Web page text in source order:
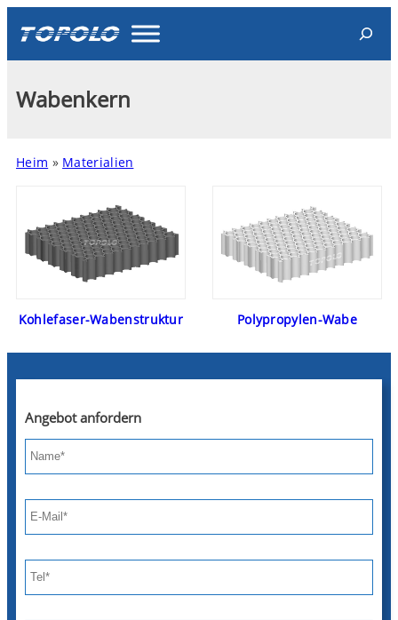
Search
Wabenkern
Heim » Materialien
Kohlefaser-Wabenstruktur Polypropylen-Wabe
Angebot anfordern